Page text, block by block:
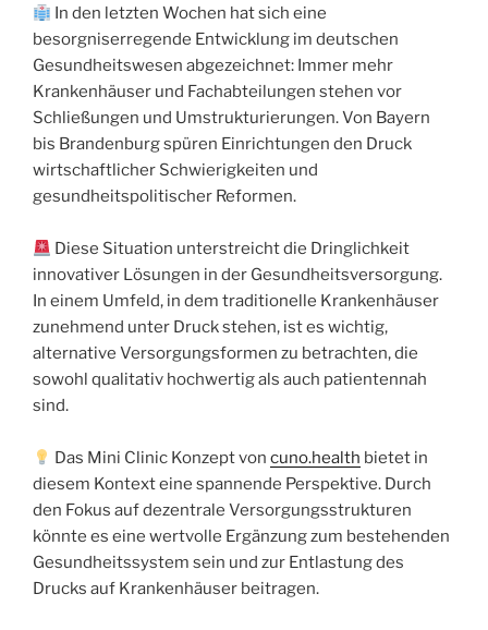
In den letzten Wochen hat sich eine
besorgniserregende Entwicklung im deutschen
Gesundheitswesen abgezeichnet: Immer mehr
Krankenhäuser und Fachabteilungen stehen vor
Schließungen und Umstrukturierungen. Von Bayern
bis Brandenburg spüren Einrichtungen den Druck
wirtschaftlicher Schwierigkeiten und
gesundheitspolitischer Reformen.
Diese Situation unterstreicht die Dringlichkeit
innovativer Lösungen in der Gesundheitsversorgung.
In einem Umfeld, in dem traditionelle Krankenhäuser
zunehmend unter Druck stehen, ist es wichtig,
alternative Versorgungsformen zu betrachten, die
sowohl qualitativ hochwertig als auch patientennah
sind.
Das Mini Clinic Konzept voncuno.health bietet in
diesem Kontext eine spannende Perspektive. Durch
den Fokus auf dezentrale Versorgungsstrukturen
könnte es eine wertvolle Ergänzung zum bestehenden
Gesundheitssystem sein und zur Entlastung des
Drucks auf Krankenhäuser beitragen.